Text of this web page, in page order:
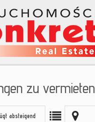
zu vermieten
absteigend